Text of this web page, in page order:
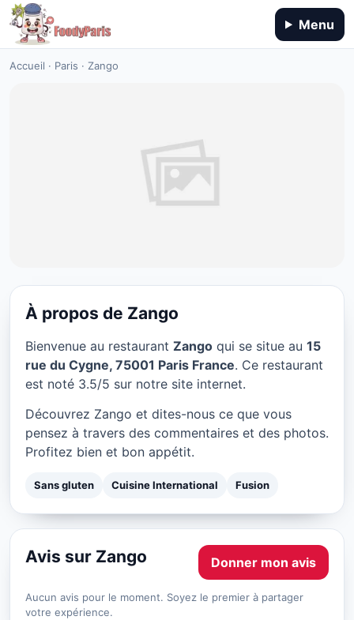
Menu
Accueil · Paris · Zango
Zango à Paris
★ 3.5/5
À propos de Zango
Bienvenue au restaurant Zango qui se situe au 15
rue du Cygne, 75001 Paris France. Ce restaurant
est noté 3.5/5 sur notre site internet.
Découvrez Zango et dites-nous ce que vous
pensez à travers des commentaires et des photos.
Profitez bien et bon appétit.
Sans gluten Cuisine International Fusion
Avis sur Zango Donner mon avis
Aucun avis pour le moment. Soyez le premier à partager
votre expérience.